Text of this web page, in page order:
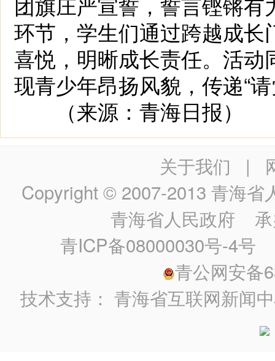
环节，学生们通过跨越成
喜悦，明晰成长责任。活
现青少年昂扬风貌，传递“
（来源：青海日报）
关于我们 |
Copyright © 2007-2013 青海省
青海省人民政府 承
青ICP备08000030号-4号
青公网安备
技术支持：青海省互联网新闻